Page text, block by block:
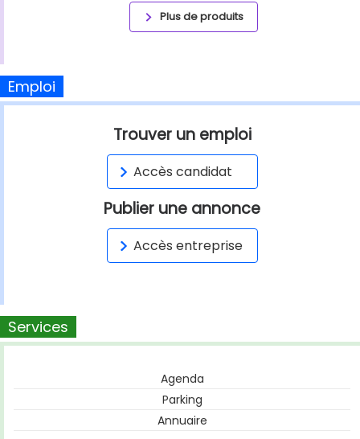
Plus de produits
Emploi
Trouver un emploi
Accès candidat
Publier une annonce
Accès entreprise
Services
Agenda
Parking
Annuaire